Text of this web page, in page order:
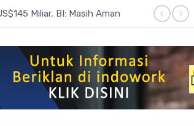
Miliar, BI: Masih Aman